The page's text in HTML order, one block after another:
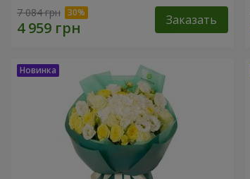
7 084 грн Заказать